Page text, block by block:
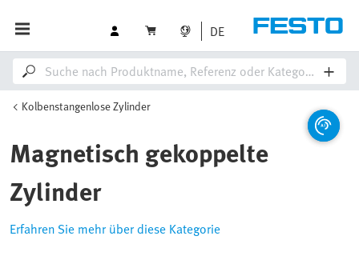
DE
Kolbenstangenlose Zylinder
Magnetisch gekoppelte
Zylinder
Erfahren Sie mehr über diese Kategorie